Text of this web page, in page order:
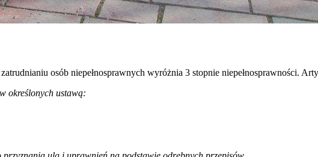
osób niepełnosprawnych wyróżnia 3 stopnie niepełnosprawności.
określonych ustawą: